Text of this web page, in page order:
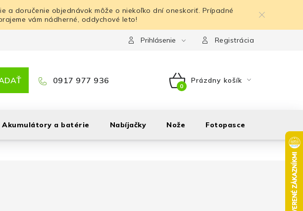
a doručenie objednávok môže o niekoľko dní oneskoriť. Prípadné
vám nádherné, oddychové leto!
Prihlásenie Registrácia
0917 977 936
NÁKUPNÝ
Prázdny košík
Akumulátory a batérie Nabíjačky Nože Fotopasce